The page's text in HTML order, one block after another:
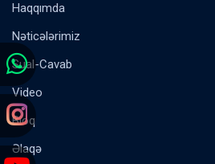
Haqqımda
Nəticələrimiz
Sual-Cavab
Video
Bloq
Əlaqə